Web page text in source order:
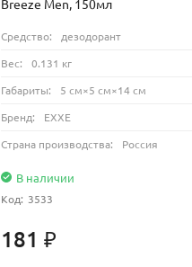
Breeze Men, 150мл
Средство:
дезодорант
Вес:
0.131 кг
Габариты:
5 см×5 см×14 см
Бренд:
EXXE
Страна производства:
Россия
В наличии
Код: 3533
181 ₽